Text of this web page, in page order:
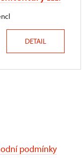
DETAIL
podmínky